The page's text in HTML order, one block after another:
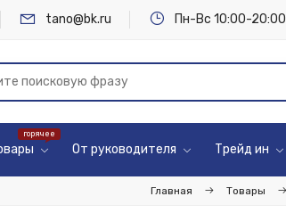
tano@bk.ru Пн-Вс 10:00-20:00
От руководителя Трейд ин
Главная Товары